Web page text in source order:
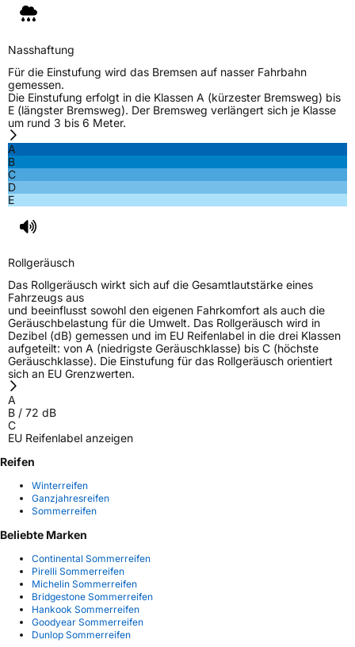
Nasshaftung
Für die Einstufung wird das Bremsen auf nasser Fahrbahn
gemessen.
Die Einstufung erfolgt in die Klassen A (kürzester Bremsweg) bis
E (längster Bremsweg). Der Bremsweg verlängert sich je Klasse
um rund 3 bis 6 Meter.
A
B
C
D
E
Rollgeräusch
Das Rollgeräusch wirkt sich auf die Gesamtlautstärke eines
Fahrzeugs aus
und beeinflusst sowohl den eigenen Fahrkomfort als auch die
Geräuschbelastung für die Umwelt. Das Rollgeräusch wird in
Dezibel (dB) gemessen und im EU Reifenlabel in die drei Klassen
aufgeteilt: von A (niedrigste Geräuschklasse) bis C (höchste
Geräuschklasse). Die Einstufung für das Rollgeräusch orientiert
sich an EU Grenzwerten.
A
B / 72 dB
C
EU Reifenlabel anzeigen
Reifen
Winterreifen
Ganzjahresreifen
Sommerreifen
Beliebte Marken
Continental Sommerreifen
Pirelli Sommerreifen
Michelin Sommerreifen
Bridgestone Sommerreifen
Hankook Sommerreifen
Goodyear Sommerreifen
Dunlop Sommerreifen